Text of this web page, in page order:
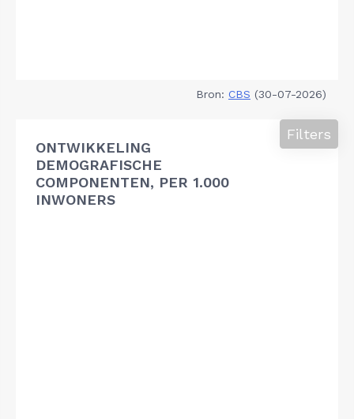
Bron: CBS (30-07-2026)
ONTWIKKELING
DEMOGRAFISCHE
COMPONENTEN, PER 1.000
INWONERS
Filters